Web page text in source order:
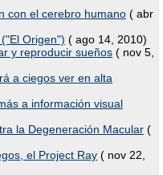
con el cerebro humano ( abr
Origen") ( ago 14, 2010)
y reproducir sueños ( nov 5,
a ciegos ver en alta
a información visual
la Degeneración Macular (
el Project Ray ( nov 22,